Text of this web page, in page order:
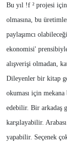
Bu yıl !f ² projesi
olmasına, bu
paylaşımcı
ekonomisi'
alışverişi olmadan,
Dileyenler bir kitap
okuması için
edebilir. Bir arkadaş
karşılayabilir.
yapabilir. Seçenek